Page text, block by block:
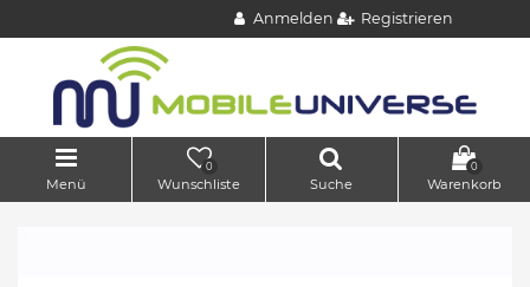
Anmelden Registrieren
Menü
0
Wunschliste Suche
0
Warenkorb